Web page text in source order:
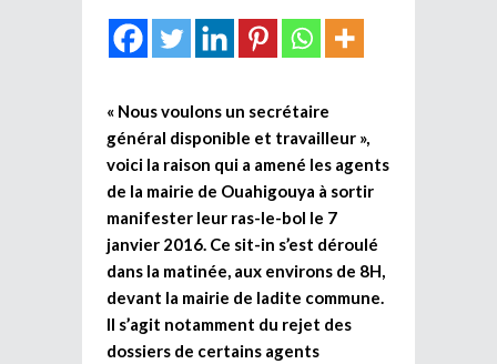
« Nous voulons un secrétaire
général disponible et travailleur »,
voici la raison qui a amené les agents
de la mairie de Ouahigouya à sortir
manifester leur ras-le-bol le 7
janvier 2016. Ce sit-in s’est déroulé
dans la matinée, aux environs de 8H,
devant la mairie de ladite commune.
Il s’agit notamment du rejet des
dossiers de certains agents